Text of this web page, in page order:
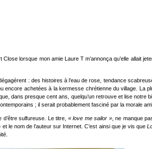
lorsque mon amie Laure T m’annonça qu’elle allait
: des histoires à l’eau de rose, tendance
achetées à la kermesse chrétienne du village. La
dans presque cent ans, quelqu’un retrouve et lise
; il serait probablement fasciné par la morale
sulfureuse. Le titre, « love me sailor », ne manque
le nom de l’auteur sur Internet. C’est ainsi que je vis que